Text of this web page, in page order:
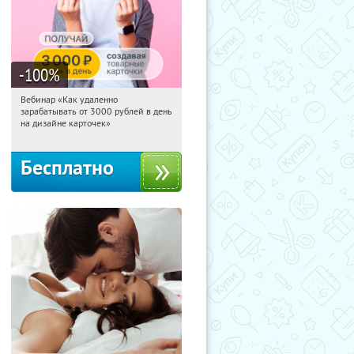
-100%
12:10:16 Получили:
Россия
Вебинар «Как удаленно
зарабатывать от 3000 рублей в день
на дизайне карточек»
Бесплатно